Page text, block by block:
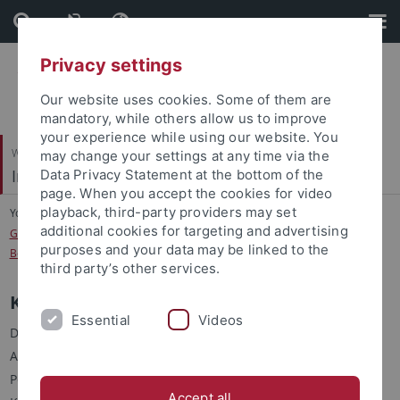
Skip
to
content
Skip
to
footer
Wirtschafts- und Sozialwissenschaftliche Fakultät
Institut für Soziologie
You are here: Startseite
...
Globale Institutionalisierung der Personenkategorie „Menschen mit
Behinderungen“
Kurzbeschreibung
Die Dissertation untersucht in einer wissenssoziologischen
Analyseperspektive den Konstruktionsprozess der globalen
Personenkategorie der „Menschen mit Behinderungen“ im
Privacy settings
Our website uses cookies. Some of them are
mandatory, while others allow us to improve
your experience while using our website. You
may change your settings at any time via the
Data Privacy Statement at the bottom of the
page. When you accept the cookies for video
playback, third-party providers may set
additional cookies for targeting and advertising
purposes and your data may be linked to the
third party’s other services.
Essential Videos